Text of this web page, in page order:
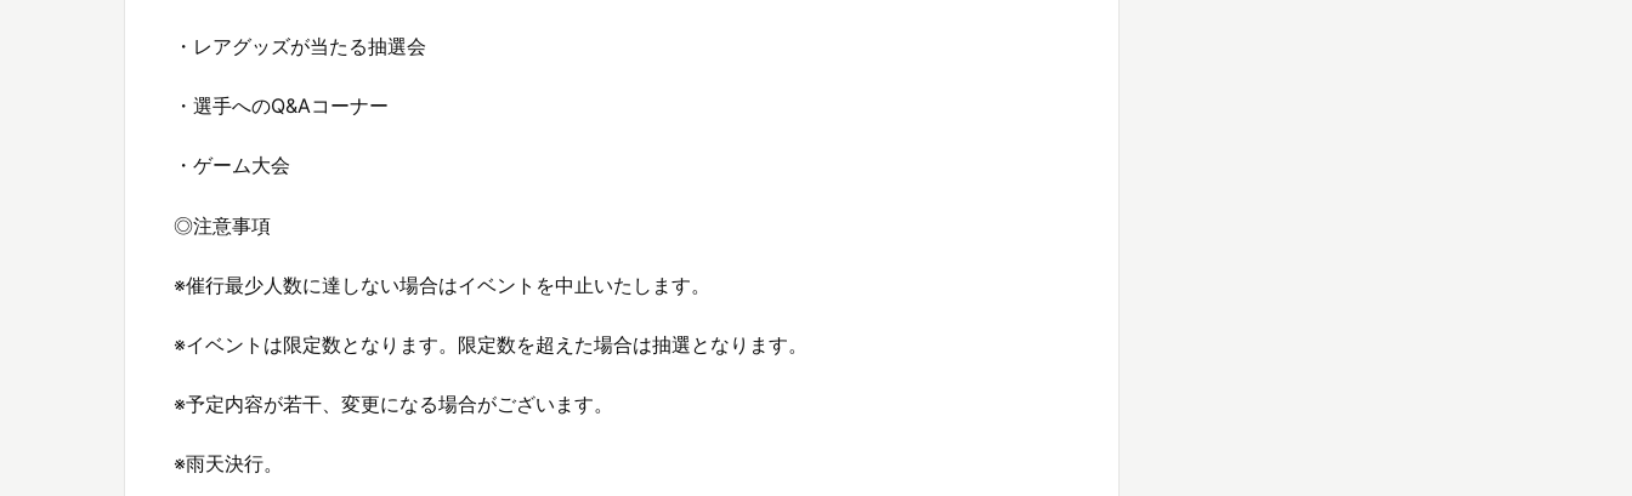
・レアグッズが当たる抽選会
・選手へのQ&Aコーナー
・ゲーム大会
◎注意事項
※催行最少人数に達しない場合はイベントを中止いたします。
※イベントは限定数となります。限定数を超えた場合は抽選となります。
※予定内容が若干、変更になる場合がございます。
※雨天決行。